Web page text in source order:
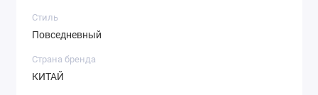
Стиль
Повседневный
Страна бренда
КИТАЙ